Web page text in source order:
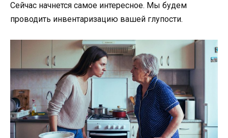
Сейчас начнется самое интересное. Мы будем
проводить инвентаризацию вашей глупости.